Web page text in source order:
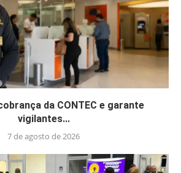
da CONTEC e garante
vigilantes...
7 de agosto de 2026